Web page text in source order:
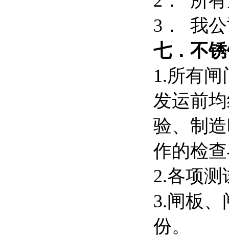
3． 我公
七． 不
1.所有
发运前
验、制
作的检
2.各项
3.闸板
份。